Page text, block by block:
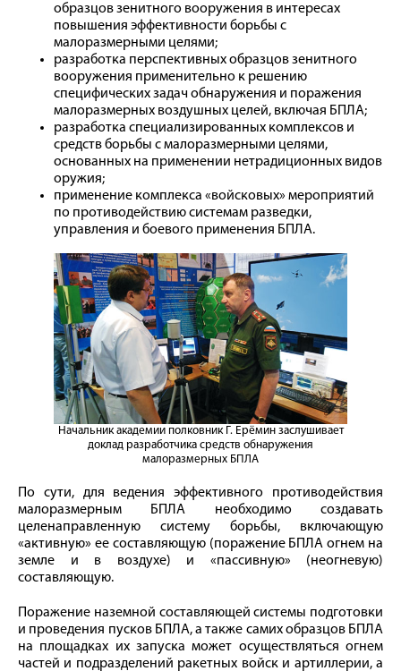
образцов зенитного вооружения в интересах
повышения эффективности борьбы с
малоразмерными целями;
разработка перспективных образцов зенитного
вооружения применительно к решению
специфических задач обнаружения и поражения
малоразмерных воздушных целей, включая БПЛА;
разработка специализированных комплексов и
средств борьбы с малоразмерными целями,
основанных на применении нетрадиционных видов
оружия;
применение комплекса «войсковых» мероприятий
по противодействию системам разведки,
управления и боевого применения БПЛА.
Начальник академии полковник Г. Ерёмин заслушивает
доклад разработчика средств обнаружения
малоразмерных БПЛА
По сути, для ведения эффективного противодействия
малоразмерным БПЛА необходимо создавать
целенаправленную систему борьбы, включающую
«активную» ее составляющую (поражение БПЛА огнем на
земле и в воздухе) и «пассивную» (неогневую)
составляющую.
Поражение наземной составляющей системы подготовки
и проведения пусков БПЛА, а также самих образцов БПЛА
на площадках их запуска может осуществляться огнем
частей и подразделений ракетных войск и артиллерии, а